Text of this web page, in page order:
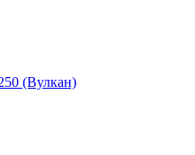
(Вулкан)